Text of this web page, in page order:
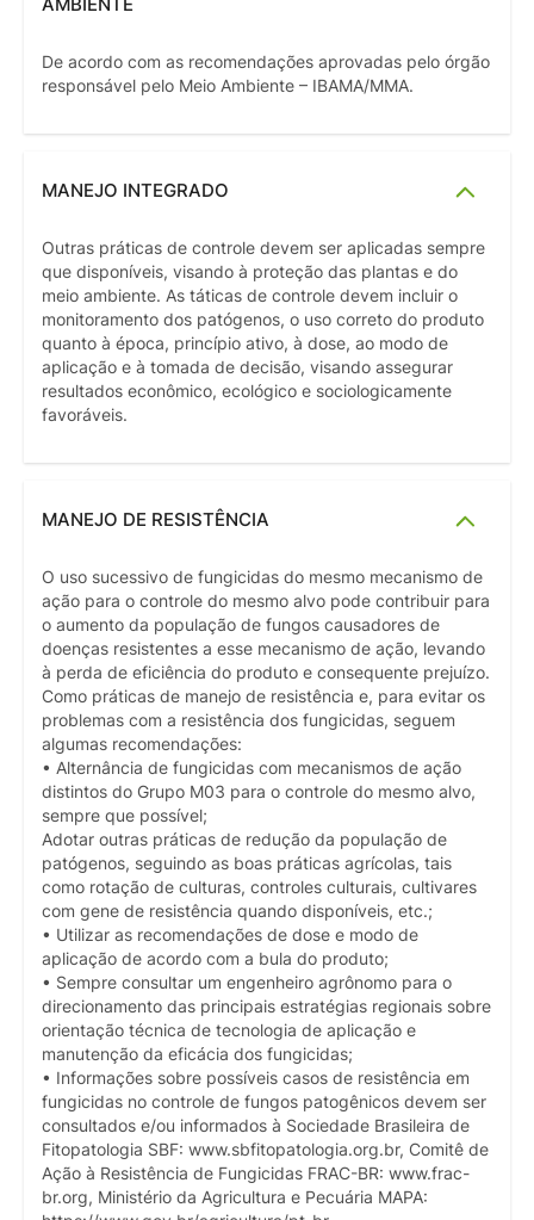
AMBIENTE
De acordo com as recomendações aprovadas pelo órgão
responsável pelo Meio Ambiente – IBAMA/MMA.
MANEJO INTEGRADO
Outras práticas de controle devem ser aplicadas sempre
que disponíveis, visando à proteção das plantas e do
meio ambiente. As táticas de controle devem incluir o
monitoramento dos patógenos, o uso correto do produto
quanto à época, princípio ativo, à dose, ao modo de
aplicação e à tomada de decisão, visando assegurar
resultados econômico, ecológico e sociologicamente
favoráveis.
MANEJO DE RESISTÊNCIA
O uso sucessivo de fungicidas do mesmo mecanismo de
ação para o controle do mesmo alvo pode contribuir para
o aumento da população de fungos causadores de
doenças resistentes a esse mecanismo de ação, levando
à perda de eficiência do produto e consequente prejuízo.
Como práticas de manejo de resistência e, para evitar os
problemas com a resistência dos fungicidas, seguem
algumas recomendações:
• Alternância de fungicidas com mecanismos de ação
distintos do Grupo M03 para o controle do mesmo alvo,
sempre que possível;
Adotar outras práticas de redução da população de
patógenos, seguindo as boas práticas agrícolas, tais
como rotação de culturas, controles culturais, cultivares
com gene de resistência quando disponíveis, etc.;
• Utilizar as recomendações de dose e modo de
aplicação de acordo com a bula do produto;
• Sempre consultar um engenheiro agrônomo para o
direcionamento das principais estratégias regionais sobre
orientação técnica de tecnologia de aplicação e
manutenção da eficácia dos fungicidas;
• Informações sobre possíveis casos de resistência em
fungicidas no controle de fungos patogênicos devem ser
consultados e/ou informados à Sociedade Brasileira de
Fitopatologia SBF: www.sbfitopatologia.org.br, Comitê de
Ação à Resistência de Fungicidas FRAC-BR: www.frac-
br.org, Ministério da Agricultura e Pecuária MAPA: